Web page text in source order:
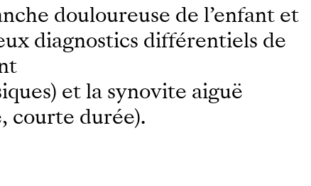
douloureuse de l’enfant et
diagnostics différentiels de
et la synovite aiguë
courte durée).